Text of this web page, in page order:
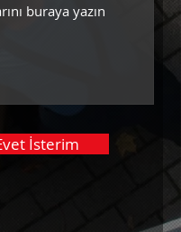
İsterim